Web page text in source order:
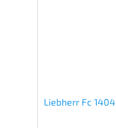
Liebherr Fc 1404